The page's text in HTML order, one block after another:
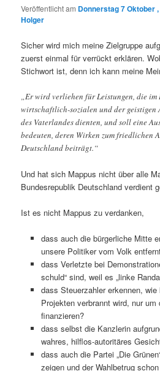
Veröffentlicht am Donnerstag 7 Oktober
Holger
Sicher wird mich meine Zielgruppe
zuerst einmal für verrückt erklären.
Stichwort ist, denn ich kann meine
„Er wird verliehen für Leistungen, die
wirtschaftlich-sozialen und der geistigen
des Vaterlandes dienten, und soll eine
bedeuten, deren Wirken zum friedlichen
Deutschland beiträgt.“
Und hat sich Mappus nicht über alle
Bundesrepublik Deutschland verdient
Ist es nicht Mappus zu verdanken,
dass auch die bürgerliche Mitte
unsere Politiker vom Volk
dass Verletzte bei
schuld“ sind, weil es „linke
dass Steuerzahler erkennen,
Projekten verbrannt wird, nur
finanzieren?
dass selbst die Kanzlerin
wahres, hilflos-autoritäres
dass auch die Partei „Die
zeigen und der Wahlbetrug